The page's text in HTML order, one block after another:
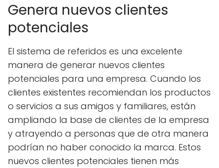
Genera nuevos clientes
potenciales
El sistema de referidos es una excelente
manera de generar nuevos clientes
potenciales para una empresa. Cuando los
clientes existentes recomiendan los productos
o servicios a sus amigos y familiares, están
ampliando la base de clientes de la empresa
y atrayendo a personas que de otra manera
podrían no haber conocido la marca. Estos
nuevos clientes potenciales tienen más